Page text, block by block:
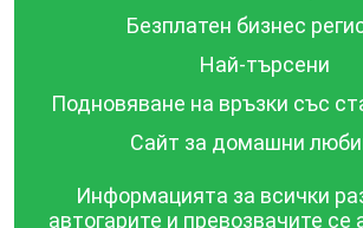
Безплатен бизнес
Най-търсени
Подновяване на връзки със
Сайт за домашни
Информацията за всички
автогарите и превозвачите се